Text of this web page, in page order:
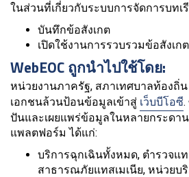
ในส่วนที่เกี่ยวกับระบบการจัดการบทเ
บันทึกข้อสังเกต
เปิดใช้งานการรวบรวมข้อสังเ
WebEOC ถูกนำไปใช้โดย:
หน่วยงานภาครัฐ, สภาเทศบาลท้องถิ่
เอกชนล้วนป้อนข้อมูลเข้าสู่ เว็บบีโอซี.
ปันและเผยแพร่ข้อมูลในหลายกระดา
แพลตฟอร์ม ได้แก่:
บริการฉุกเฉินทั้งหมด, ตำรวจแท
สาธารณภัยแทสเมเนีย, หน่วยบ